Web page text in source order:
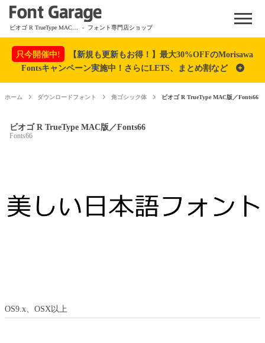
Menu
- フォント専門店ショップ
只今開催中!
【新規も更新もお得！】最大30%OFFのMorisawa
Fontsキャンペーン実施中！さらにLETS、まとめ割など
ホーム ダウンロードフォント 角ゴシック体 ビオゴ R TrueType MAC版／Fonts66
ビオゴ R TrueType MAC版／Fonts66
Fonts66
OS9.x、OSX以上